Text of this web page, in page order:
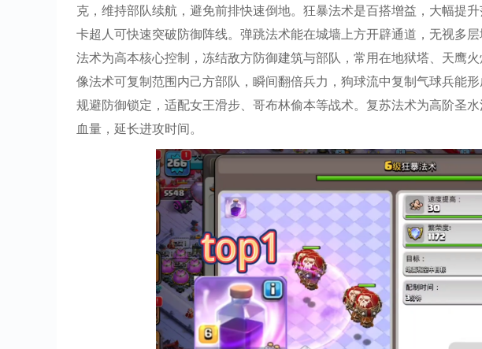
克，维持部队续航，避免前排快速倒地。狂暴法术是百搭增益，大幅提
卡超人可快速突破防御阵线。弹跳法术能在城墙上方开辟通道，无视多
法术为高本核心控制，冻结敌方防御建筑与部队，常用在地狱塔、天鹰
像法术可复制范围内己方部队，瞬间翻倍兵力，狗球流中复制气球兵能
规避防御锁定，适配女王滑步、哥布林偷本等战术。复苏法术为高阶圣
血量，延长进攻时间。